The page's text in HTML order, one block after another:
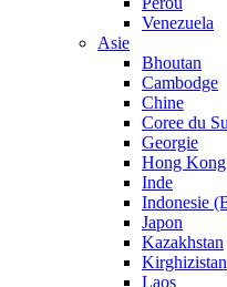
Venezuela
Asie
Bhoutan
Cambodge
Chine
Coree du
Georgie
Hong Kong
Inde
Indonesie
Japon
Kazakhstan
Kirghizistan
Laos